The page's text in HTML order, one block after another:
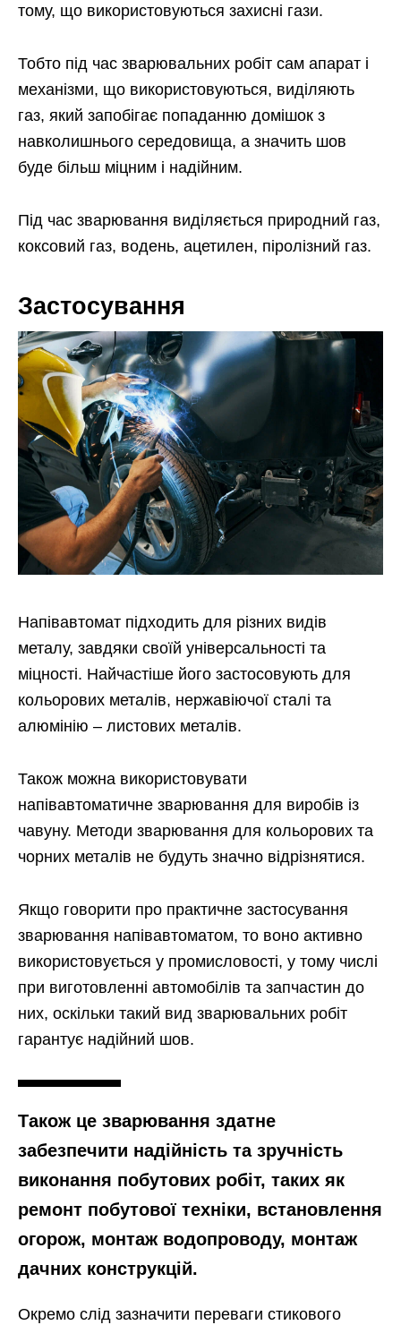
тому, що використовуються захисні гази.
Тобто під час зварювальних робіт сам апарат і
механізми, що використовуються, виділяють
газ, який запобігає попаданню домішок з
навколишнього середовища, а значить шов
буде більш міцним і надійним.
Під час зварювання виділяється природний газ,
коксовий газ, водень, ацетилен, піролізний газ.
Застосування
Напівавтомат підходить для різних видів
металу, завдяки своїй універсальності та
міцності. Найчастіше його застосовують для
кольорових металів, нержавіючої сталі та
алюмінію – листових металів.
Також можна використовувати
напівавтоматичне зварювання для виробів із
чавуну. Методи зварювання для кольорових та
чорних металів не будуть значно відрізнятися.
Якщо говорити про практичне застосування
зварювання напівавтоматом, то воно активно
використовується у промисловості, у тому числі
при виготовленні автомобілів та запчастин до
них, оскільки такий вид зварювальних робіт
гарантує надійний шов.
Також це зварювання здатне
забезпечити надійність та зручність
виконання побутових робіт, таких як
ремонт побутової техніки, встановлення
огорож, монтаж водопроводу, монтаж
дачних конструкцій.
Окремо слід зазначити переваги стикового